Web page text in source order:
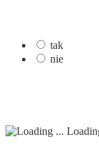
tak
nie